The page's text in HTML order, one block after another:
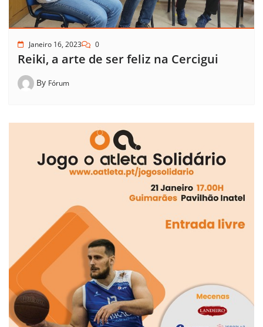
Janeiro 16, 2023 0
Reiki, a arte de ser feliz na Cercigui
By Fórum